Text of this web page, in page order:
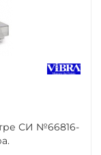
СИ №66816-